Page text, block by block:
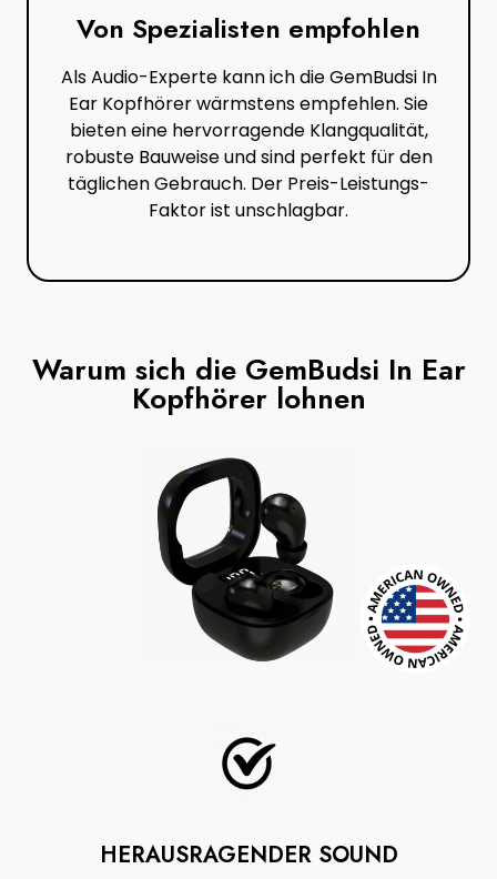
Von Spezialisten empfohlen
Als Audio-Experte kann ich die GemBudsi In
Ear Kopfhörer wärmstens empfehlen. Sie
bieten eine hervorragende Klangqualität,
robuste Bauweise und sind perfekt für den
täglichen Gebrauch. Der Preis-Leistungs-
Faktor ist unschlagbar.
Warum sich die GemBudsi In Ear
Kopfhörer lohnen
HERAUSRAGENDER SOUND